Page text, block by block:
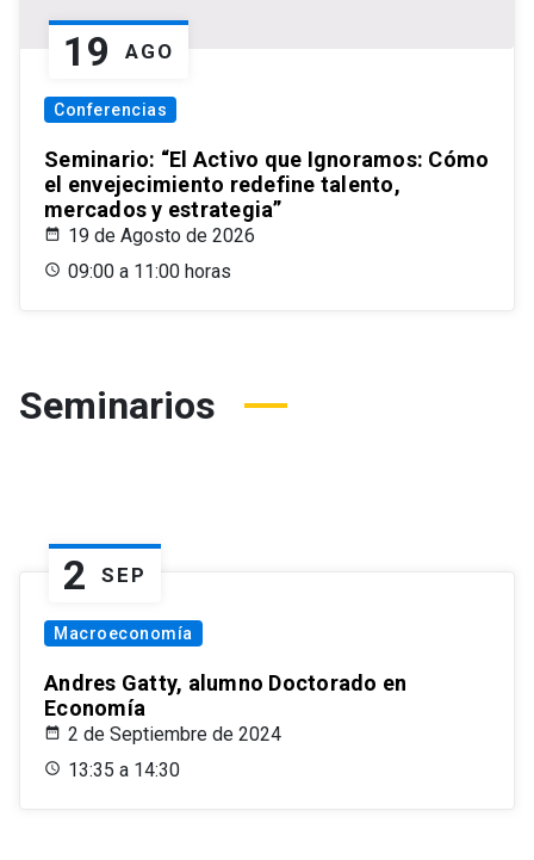
19 AGO
Conferencias
Seminario: “El Activo que Ignoramos: Cómo
el envejecimiento redefine talento,
mercados y estrategia”
19 de Agosto de 2026
09:00 a 11:00 horas
Seminarios
2 SEP
Macroeconomía
Andres Gatty, alumno Doctorado en
Economía
2 de Septiembre de 2024
13:35 a 14:30